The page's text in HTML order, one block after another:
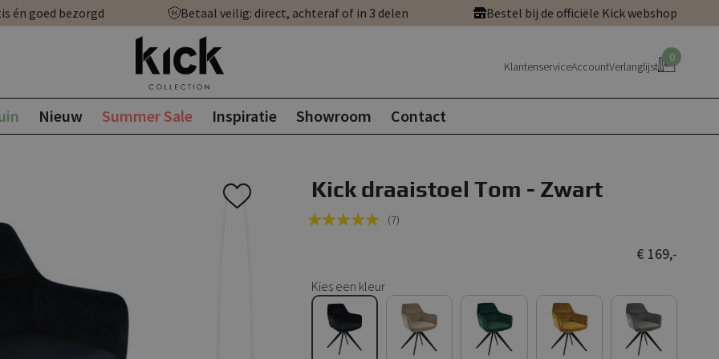
én goed bezorgd Betaal veilig: direct, achteraf of in 3 delen Bestel bij de officiële Kick webshop
KlantenserviceAccountVerlanglijst
0
Nieuw Summer Sale Inspiratie Showroom Contact
Kick draaistoel Tom - Zwart
Rating:
(7)
€ 169,-
Kies een kleur